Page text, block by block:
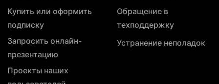
Купить или оформить
подписку
Запросить онлайн-
презентацию
Проекты наших
Обращение в
техподдержку
Устранение неполадок